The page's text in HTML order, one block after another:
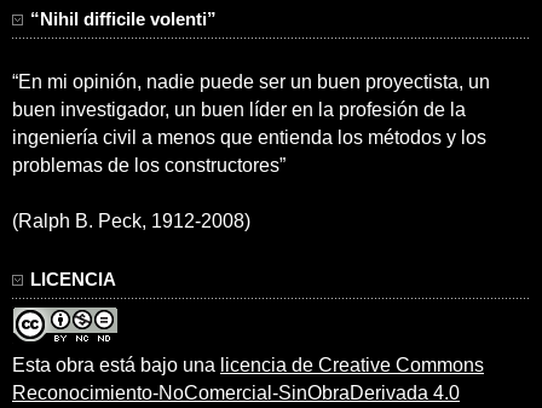
“Nihil difficile volenti”
“En mi opinión, nadie puede ser un buen proyectista, un
buen investigador, un buen líder en la profesión de la
ingeniería civil a menos que entienda los métodos y los
problemas de los constructores”
(Ralph B. Peck, 1912-2008)
LICENCIA
Esta obra está bajo una licencia de Creative Commons
Reconocimiento-NoComercial-SinObraDerivada 4.0